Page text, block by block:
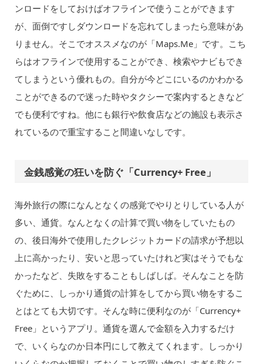
ンロードをしておけばオフラインで使うことができます
が、面倒ですしダウンロードを忘れてしまったら意味があ
りません。そこでオススメなのが「Maps.Me」です。こち
らはオフラインで使用することができ、検索やナビもでき
てしまうという優れもの。自分が今どこにいるのかわかる
ことができるので迷った時やタクシーで案内するときなど
でも便利ですね。他にも銀行や飲食店などの施設も表示さ
れているので重宝すること間違いなしです。
金銭感覚の狂いを防ぐ「Currency+ Free」
海外旅行の際になんとなくの感覚でやりとりしている人が
多い、通貨。なんとなくの計算で買い物をしていたもの
の、後日海外で使用したクレジットカードの請求が予想以
上に高かったり、安いと思っていたけれど実はそうでもな
かったなど、失敗をすることもしばしば。そんなことを防
ぐために、しっかり通貨の計算をしてから買い物をするこ
とはとても大切です。そんな時に便利なのが「Currency+
Free」というアプリ。通貨を選んで金額を入力するだけ
で、いくらなのか日本円にして教えてくれます。しっかり